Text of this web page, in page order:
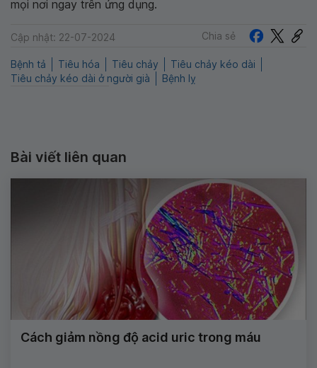
mọi nơi ngay trên ứng dụng.
Cập nhật: 22-07-2024 Chia sẻ
Bệnh tả Tiêu hóa Tiêu chảy
Tiêu chảy kéo dài
Tiêu chảy kéo dài ở người già
Bệnh lỵ
Bài viết liên quan
Cách giảm nồng độ acid uric trong máu